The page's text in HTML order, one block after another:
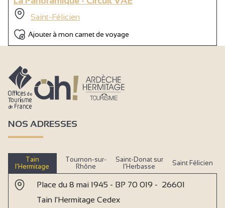
Saint-Félicien
Ajouter à mon carnet de voyage
NOS ADRESSES
Tain
l’Hermitage
Tournon-sur-
Rhône
Saint-Donat sur
l’Herbasse
Saint Félicien
Place du 8 mai 1945 - BP 70 019 - 26601
Tain l'Hermitage Cedex